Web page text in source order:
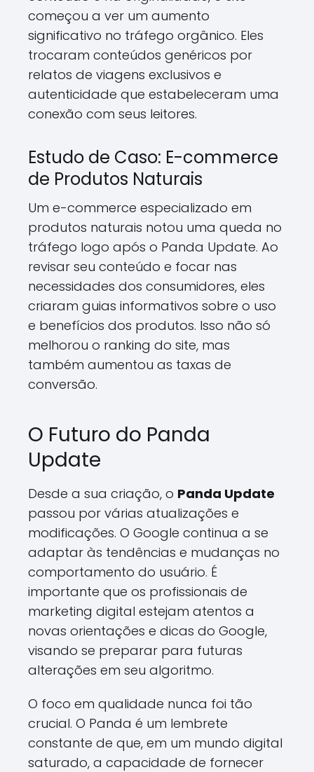
começou a ver um aumento
significativo no tráfego orgânico. Eles
trocaram conteúdos genéricos por
relatos de viagens exclusivos e
autenticidade que estabeleceram uma
conexão com seus leitores.
Estudo de Caso: E-commerce
de Produtos Naturais
Um e-commerce especializado em
produtos naturais notou uma queda no
tráfego logo após o Panda Update. Ao
revisar seu conteúdo e focar nas
necessidades dos consumidores, eles
criaram guias informativos sobre o uso
e benefícios dos produtos. Isso não só
melhorou o ranking do site, mas
também aumentou as taxas de
conversão.
O Futuro do Panda
Update
Desde a sua criação, o Panda Update
passou por várias atualizações e
modificações. O Google continua a se
adaptar às tendências e mudanças no
comportamento do usuário. É
importante que os profissionais de
marketing digital estejam atentos a
novas orientações e dicas do Google,
visando se preparar para futuras
alterações em seu algoritmo.
O foco em qualidade nunca foi tão
crucial. O Panda é um lembrete
constante de que, em um mundo digital
saturado, a capacidade de fornecer